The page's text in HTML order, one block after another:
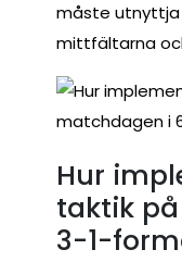
måste utnyttja
mittfältarna
Hur
taktik
3-1-